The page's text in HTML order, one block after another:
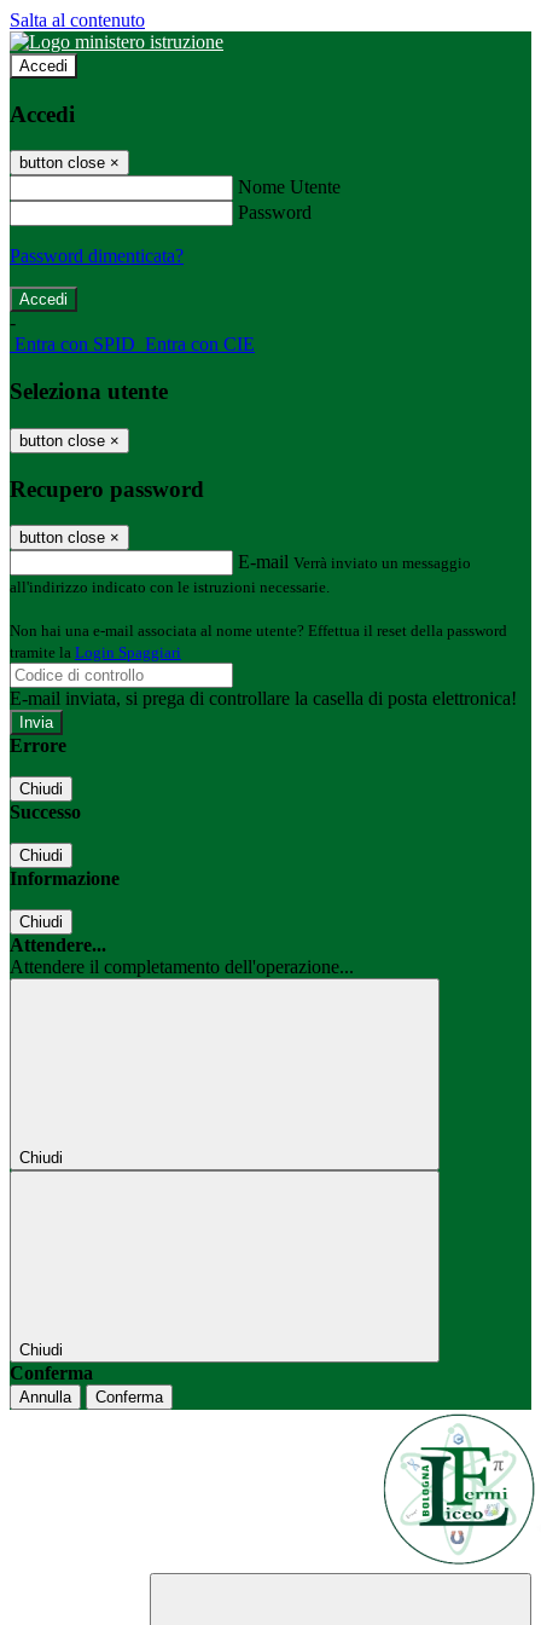
Salta al contenuto
Accedi
Accedi
button close ×
Nome Utente
Password
Password dimenticata?
-
Entra con SPID Entra con CIE
Seleziona utente
button close ×
Recupero password
button close ×
E-mail Verrà inviato un messaggio
all'indirizzo indicato con le istruzioni necessarie.
Non hai una e-mail associata al nome utente? Effettua il reset della password
tramite la Login Spaggiari
E-mail inviata, si prega di controllare la casella di posta elettronica!
Errore
Chiudi
Successo
Chiudi
Informazione
Chiudi
Attendere...
Attendere il completamento dell'operazione...
Chiudi
Chiudi
Conferma
Annulla Conferma